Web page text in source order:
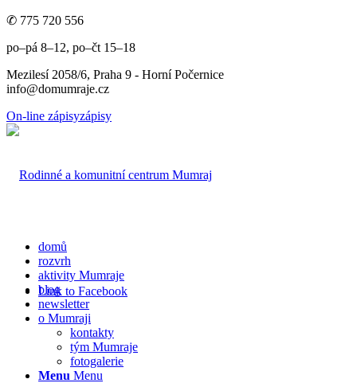
✆ 775 720 556
po–pá 8–12, po–čt 15–18
Mezilesí 2058/6, Praha 9 - Horní Počernice
info@domumraje.cz
On-line zápisyzápisy
Link to Facebook
domů
rozvrh
aktivity Mumraje
blog
newsletter
o Mumraji
kontakty
tým Mumraje
fotogalerie
Menu Menu